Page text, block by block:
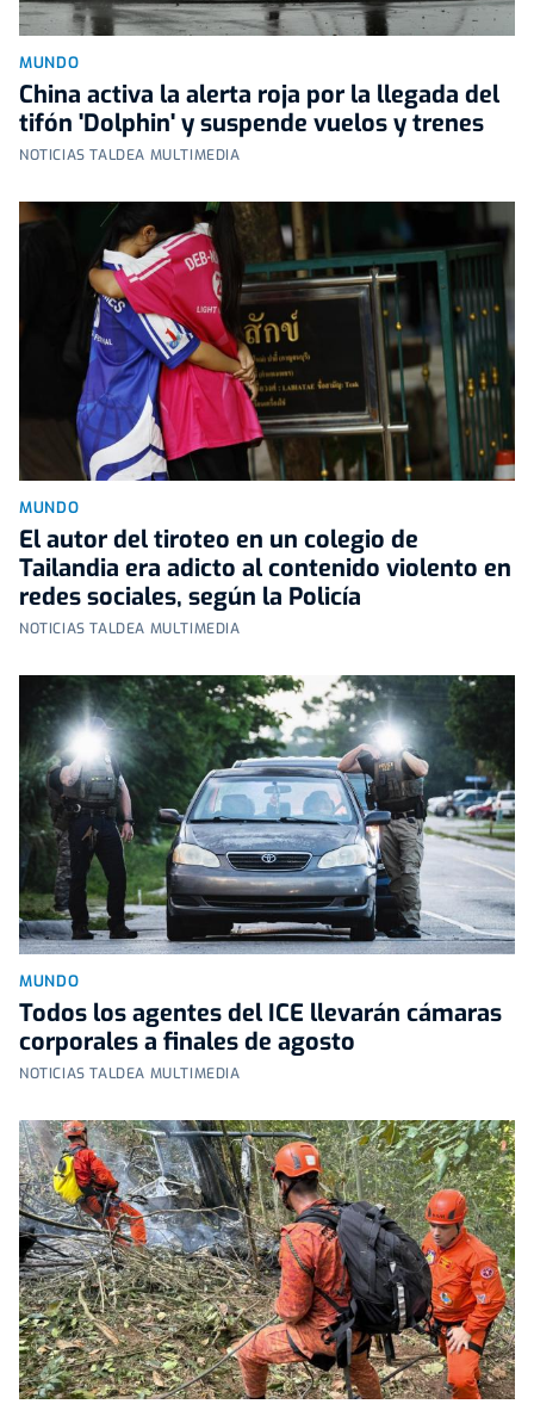
MUNDO
China activa la alerta roja por la llegada del
tifón 'Dolphin' y suspende vuelos y trenes
NOTICIAS TALDEA MULTIMEDIA
MUNDO
El autor del tiroteo en un colegio de
Tailandia era adicto al contenido violento en
redes sociales, según la Policía
NOTICIAS TALDEA MULTIMEDIA
MUNDO
Todos los agentes del ICE llevarán cámaras
corporales a finales de agosto
NOTICIAS TALDEA MULTIMEDIA